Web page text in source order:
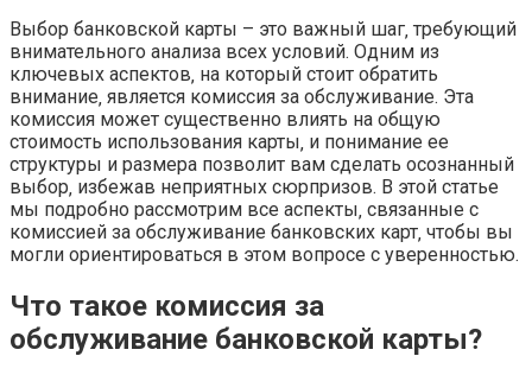
Выбор банковской карты – это важный шаг‚ требующий
внимательного анализа всех условий. Одним из
ключевых аспектов‚ на который стоит обратить
внимание‚ является комиссия за обслуживание. Эта
комиссия может существенно влиять на общую
стоимость использования карты‚ и понимание ее
структуры и размера позволит вам сделать осознанный
выбор‚ избежав неприятных сюрпризов. В этой статье
мы подробно рассмотрим все аспекты‚ связанные с
комиссией за обслуживание банковских карт‚ чтобы вы
могли ориентироваться в этом вопросе с уверенностью.
Что такое комиссия за
обслуживание банковской карты?